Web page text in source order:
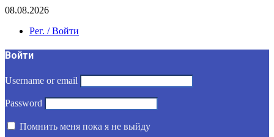
08.08.2026
Рег. / Войти
Войти
Username or email
Password
Помнить меня пока я не выйду